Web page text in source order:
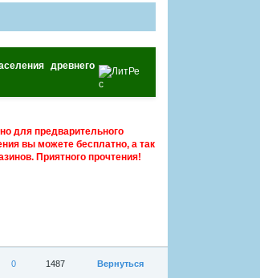
древнего
для предварительного
вы можете бесплатно, а так
Приятного прочтения!
Вернуться
1487
0